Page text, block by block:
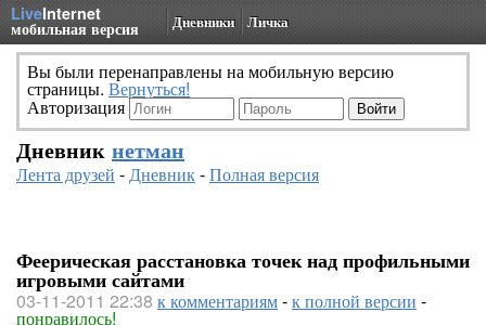
LiveInternet
мобильная версия Дневники Личка
Вы были перенаправлены на мобильную версию
страницы. Вернуться!
Авторизация
Дневник нетман
Лента друзей -Дневник-Полная версия
Феерическая расстановка точек над профильными
игровыми сайтами
03-11-2011 22:38 к комментариям-к полной версии -
понравилось!